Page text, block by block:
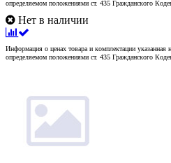
определяемом положениями ст. 435 Гражданского
Нет в наличии
Информация о ценах товара и комплектации указанная
определяемом положениями ст. 435 Гражданского